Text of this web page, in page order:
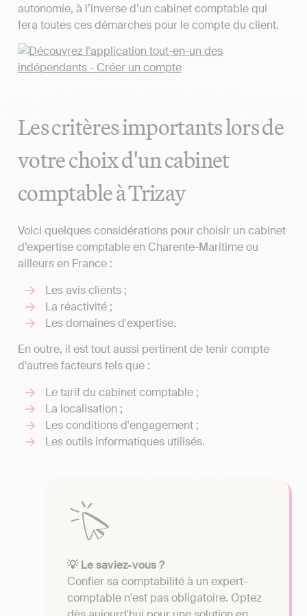
autonomie, à l’inverse d’un cabinet comptable qui
fera toutes ces démarches pour le compte du client.
Les critères importants lors de
votre choix d'un cabinet
comptable à Trizay
Voici quelques considérations pour choisir un cabinet
d’expertise comptable en Charente-Maritime ou
ailleurs en France :
Les avis clients ;
La réactivité ;
Les domaines d'expertise.
En outre, il est tout aussi pertinent de tenir compte
d'autres facteurs tels que :
Le tarif du cabinet comptable ;
La localisation ;
Les conditions d'engagement ;
Les outils informatiques utilisés.
💡 Le saviez-vous ?
Confier sa comptabilité à un expert-
comptable n'est pas obligatoire. Optez